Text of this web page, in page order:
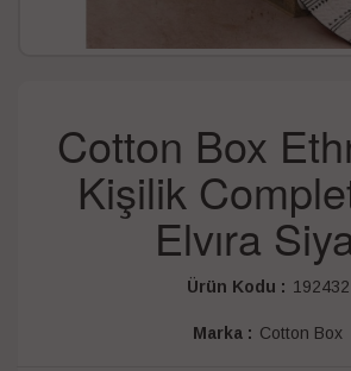
Cotton Box
Kişilik
Elvıra
Ürün Kodu : 192432
Marka : Cotton Box